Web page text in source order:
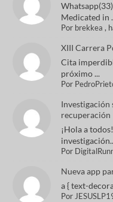
Medicated in
Por brekkea ,
XIII Carrera
Cita
próximo ...
Por
Investigación
recuperación
¡Hola a
Por
Nueva app
a { text-
Por